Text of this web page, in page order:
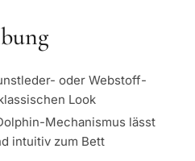
oder Webstoff-
Look
Mechanismus lässt
intuitiv zum Bett